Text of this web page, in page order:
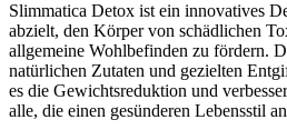
Slimmatica Detox ist ein innovatives
abzielt, den Körper von schädlichen
allgemeine Wohlbefinden zu fördern.
natürlichen Zutaten und gezielten
es die Gewichtsreduktion und
alle, die einen gesünderen Lebensstil